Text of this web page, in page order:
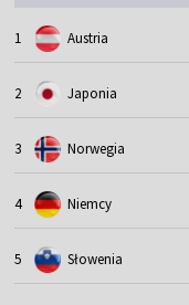
1 Austria
2 Japonia
3 Norwegia
4 Niemcy
5 Słowenia